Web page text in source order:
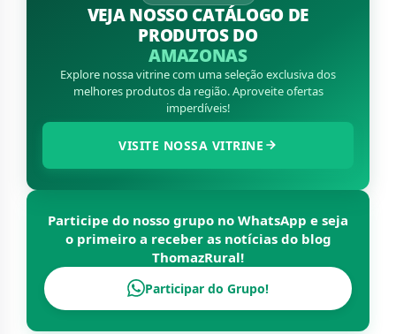
VEJA NOSSO CATÁLOGO DE
PRODUTOS DO
AMAZONAS
Explore nossa vitrine com uma seleção exclusiva dos
melhores produtos da região. Aproveite ofertas
imperdíveis!
VISITE NOSSA VITRINE
Participe do nosso grupo no WhatsApp e seja
o primeiro a receber as notícias do blog
ThomazRural!
Participar do Grupo!